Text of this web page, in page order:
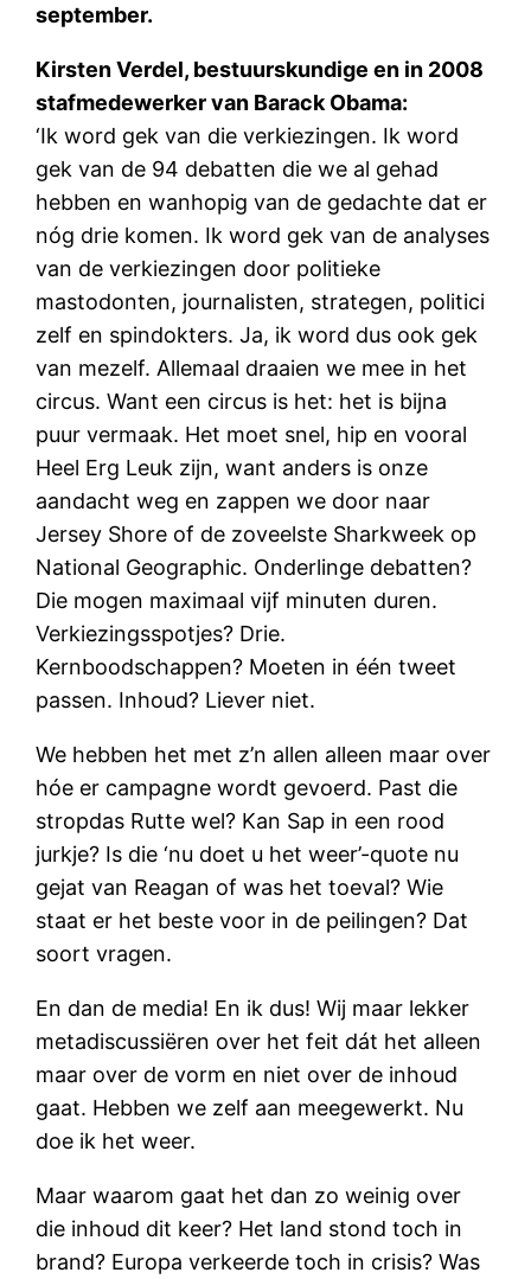
september.
Kirsten Verdel, bestuurskundige en in 2008
stafmedewerker van Barack Obama:
‘Ik word gek van die verkiezingen. Ik word
gek van de 94 debatten die we al gehad
hebben en wanhopig van de gedachte dat er
nóg drie komen. Ik word gek van de analyses
van de verkiezingen door politieke
mastodonten, journalisten, strategen, politici
zelf en spindokters. Ja, ik word dus ook gek
van mezelf. Allemaal draaien we mee in het
circus. Want een circus is het: het is bijna
puur vermaak. Het moet snel, hip en vooral
Heel Erg Leuk zijn, want anders is onze
aandacht weg en zappen we door naar
Jersey Shore of de zoveelste Sharkweek op
National Geographic. Onderlinge debatten?
Die mogen maximaal vijf minuten duren.
Verkiezingsspotjes? Drie.
Kernboodschappen? Moeten in één tweet
passen. Inhoud? Liever niet.
We hebben het met z’n allen alleen maar over
hóe er campagne wordt gevoerd. Past die
stropdas Rutte wel? Kan Sap in een rood
jurkje? Is die ‘nu doet u het weer’-quote nu
gejat van Reagan of was het toeval? Wie
staat er het beste voor in de peilingen? Dat
soort vragen.
En dan de media! En ik dus! Wij maar lekker
metadiscussiëren over het feit dát het alleen
maar over de vorm en niet over de inhoud
gaat. Hebben we zelf aan meegewerkt. Nu
doe ik het weer.
Maar waarom gaat het dan zo weinig over
die inhoud dit keer? Het land stond toch in
brand? Europa verkeerde toch in crisis? Was